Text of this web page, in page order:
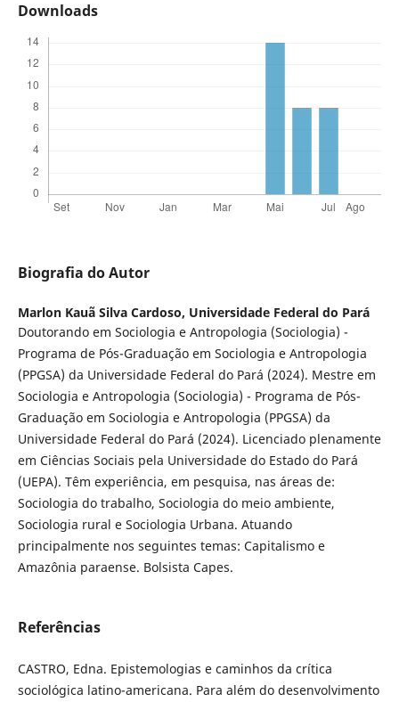
Downloads
Biografia do Autor
Marlon Kauã Silva Cardoso, Universidade Federal do Pará
Doutorando em Sociologia e Antropologia (Sociologia) -
Programa de Pós-Graduação em Sociologia e Antropologia
(PPGSA) da Universidade Federal do Pará (2024). Mestre em
Sociologia e Antropologia (Sociologia) - Programa de Pós-
Graduação em Sociologia e Antropologia (PPGSA) da
Universidade Federal do Pará (2024). Licenciado plenamente
em Ciências Sociais pela Universidade do Estado do Pará
(UEPA). Têm experiência, em pesquisa, nas áreas de:
Sociologia do trabalho, Sociologia do meio ambiente,
Sociologia rural e Sociologia Urbana. Atuando
principalmente nos seguintes temas: Capitalismo e
Amazônia paraense. Bolsista Capes.
Referências
CASTRO, Edna. Epistemologias e caminhos da crítica
sociológica latino-americana. Para além do desenvolvimento